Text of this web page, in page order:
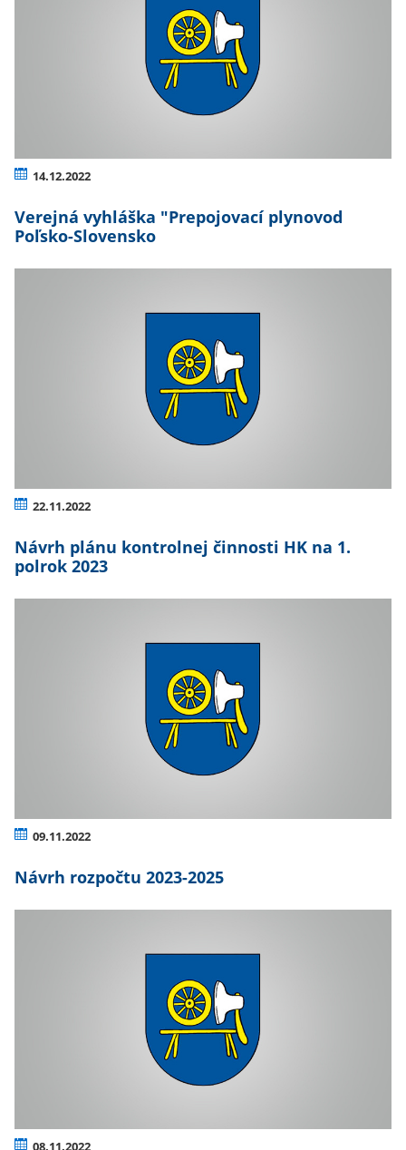
14.12.2022
Verejná vyhláška "Prepojovací plynovod
Poľsko-Slovensko
22.11.2022
Návrh plánu kontrolnej činnosti HK na 1.
polrok 2023
09.11.2022
Návrh rozpočtu 2023-2025
08.11.2022